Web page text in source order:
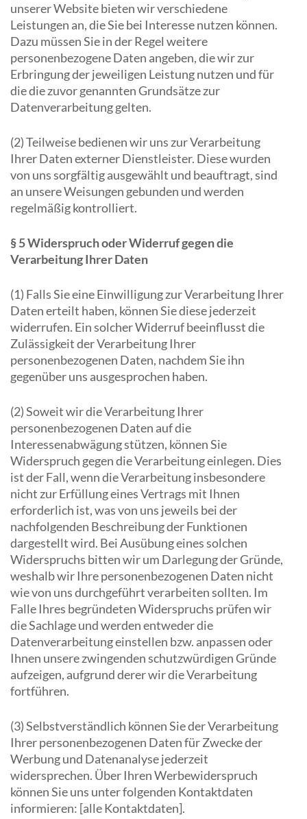
unserer Website bieten wir verschiedene
Leistungen an, die Sie bei Interesse nutzen können.
Dazu müssen Sie in der Regel weitere
personenbezogene Daten angeben, die wir zur
Erbringung der jeweiligen Leistung nutzen und für
die die zuvor genannten Grundsätze zur
Datenverarbeitung gelten.
(2) Teilweise bedienen wir uns zur Verarbeitung
Ihrer Daten externer Dienstleister. Diese wurden
von uns sorgfältig ausgewählt und beauftragt, sind
an unsere Weisungen gebunden und werden
regelmäßig kontrolliert.
§ 5 Widerspruch oder Widerruf gegen die
Verarbeitung Ihrer Daten
(1) Falls Sie eine Einwilligung zur Verarbeitung Ihrer
Daten erteilt haben, können Sie diese jederzeit
widerrufen. Ein solcher Widerruf beeinflusst die
Zulässigkeit der Verarbeitung Ihrer
personenbezogenen Daten, nachdem Sie ihn
gegenüber uns ausgesprochen haben.
(2) Soweit wir die Verarbeitung Ihrer
personenbezogenen Daten auf die
Interessenabwägung stützen, können Sie
Widerspruch gegen die Verarbeitung einlegen. Dies
ist der Fall, wenn die Verarbeitung insbesondere
nicht zur Erfüllung eines Vertrags mit Ihnen
erforderlich ist, was von uns jeweils bei der
nachfolgenden Beschreibung der Funktionen
dargestellt wird. Bei Ausübung eines solchen
Widerspruchs bitten wir um Darlegung der Gründe,
weshalb wir Ihre personenbezogenen Daten nicht
wie von uns durchgeführt verarbeiten sollten. Im
Falle Ihres begründeten Widerspruchs prüfen wir
die Sachlage und werden entweder die
Datenverarbeitung einstellen bzw. anpassen oder
Ihnen unsere zwingenden schutzwürdigen Gründe
aufzeigen, aufgrund derer wir die Verarbeitung
fortführen.
(3) Selbstverständlich können Sie der Verarbeitung
Ihrer personenbezogenen Daten für Zwecke der
Werbung und Datenanalyse jederzeit
widersprechen. Über Ihren Werbewiderspruch
können Sie uns unter folgenden Kontaktdaten
informieren: [alle Kontaktdaten].